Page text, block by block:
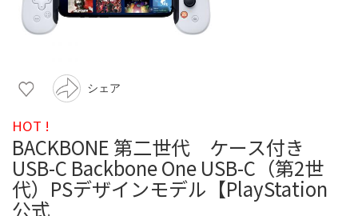
シェア
HOT !
BACKBONE 第二世代 ケース付き
USB-C Backbone One USB-C（第2世
代）PSデザインモデル【PlayStation
公式